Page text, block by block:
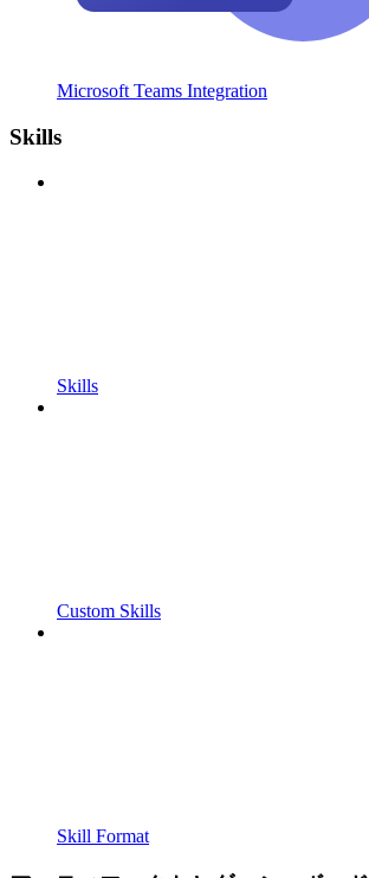
Microsoft Teams Integration
Skills
Skills
Custom Skills
Skill Format